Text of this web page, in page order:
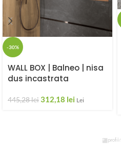
-30%
WALL BOX | Balneo | nisa
dus incastrata
445,28lei312,18 lei Lei